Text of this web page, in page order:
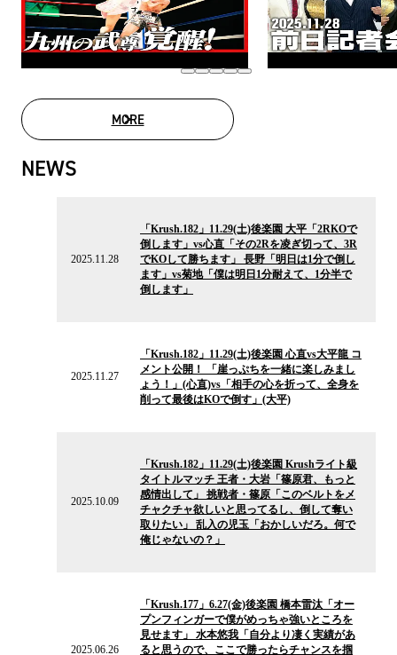
MOREMOVIE LIST
NEWS
2025.11.28
「Krush.182」11.29(土)後楽園 大平「2RKOで
倒します」vs心直「その2Rを凌ぎ切って、3R
でKOして勝ちます」 長野「明日は1分で倒し
ます」vs菊地「僕は明日1分耐えて、1分半で
倒します」
2025.11.27
「Krush.182」11.29(土)後楽園 心直vs大平龍 コ
メント公開！ 「崖っぷちを一緒に楽しみまし
ょう！」(心直)vs「相手の心を折って、全身を
削って最後はKOで倒す」(大平)
2025.10.09
「Krush.182」11.29(土)後楽園 Krushライト級
タイトルマッチ 王者・大岩「篠原君、もっと
感情出して」 挑戦者・篠原「このベルトをメ
チャクチャ欲しいと思ってるし、倒して奪い
取りたい」 乱入の児玉「おかしいだろ。何で
俺じゃないの？」
2025.06.26
「Krush.177」6.27(金)後楽園 橋本雷汰「オー
プンフィンガーで僕がめっちゃ強いところを
見せます」 水本悠我「自分より凄く実績があ
ると思うので、ここで勝ったらチャンスを掴